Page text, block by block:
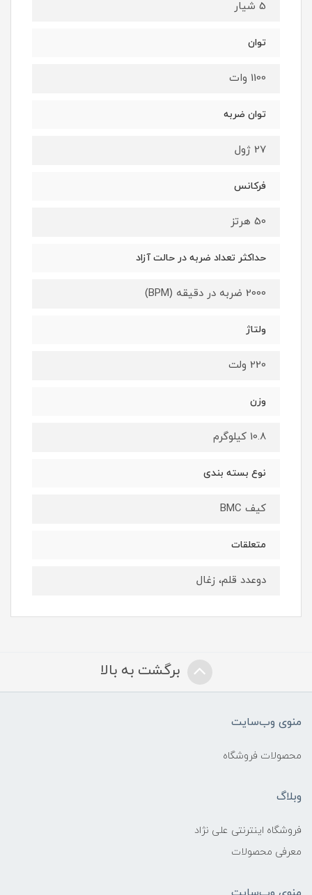
5 شیار
توان
1100 وات
توان ضربه
27 ژول
فرکانس
50 هرتز
حداکثر تعداد ضربه در حالت آزاد
2000 ضربه در دقیقه (BPM)
ولتاژ
220 ولت
وزن
10.8 کیلوگرم
نوع بسته ‌بندی
کیف BMC
متعلقات
دوعدد قلم، زغال
برگشت به بالا
منوی وب‌سایت
محصولات فروشگاه
وبلاگ
فروشگاه اینترنتی علی نژاد
معرفی محصولات